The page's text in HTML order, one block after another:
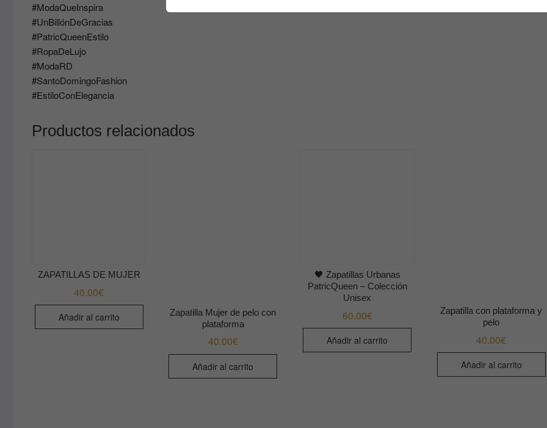
#ModaQueInspira
#UnBillónDeGracias
#PatricQueenEstilo
#RopaDeLujo
#ModaRD
#SantoDomingoFashion
#EstiloConElegancia
Productos relacionados
ZAPATILLAS DE MUJER
40.00€
Añadir al carrito
Zapatilla Mujer de pelo con
plataforma
40.00€
Añadir al carrito
🖤 Zapatillas Urbanas
PatricQueen – Colección
Unisex
60.00€
Añadir al carrito
Zapatilla con plataforma y
pelo
40.00€
Añadir al carrito